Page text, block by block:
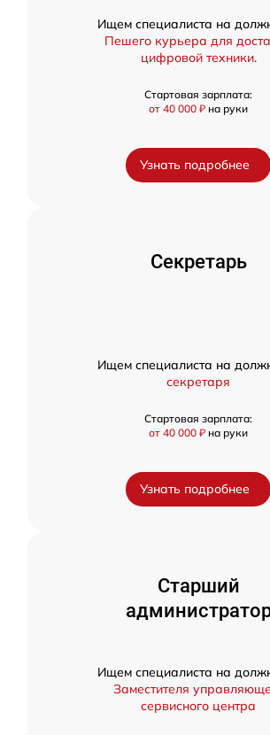
Ищем специалиста на
Пешего курьера для
цифровой техники.
Стартовая зарплата:
от 40 000 ₽ на руки
Узнать подробнее
Секретарь
Ищем специалиста на
секретаря
Стартовая зарплата:
от 40 000 ₽ на руки
Узнать подробнее
Старший
Ищем специалиста на
Заместителя
сервисного центра